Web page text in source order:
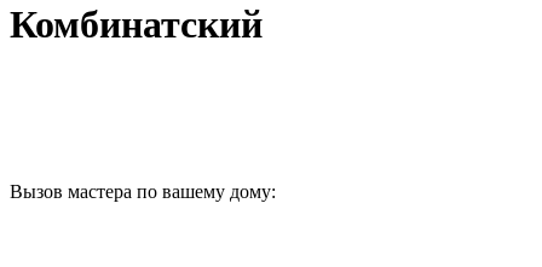
Комбинатский
Вызов мастера по вашему дому: